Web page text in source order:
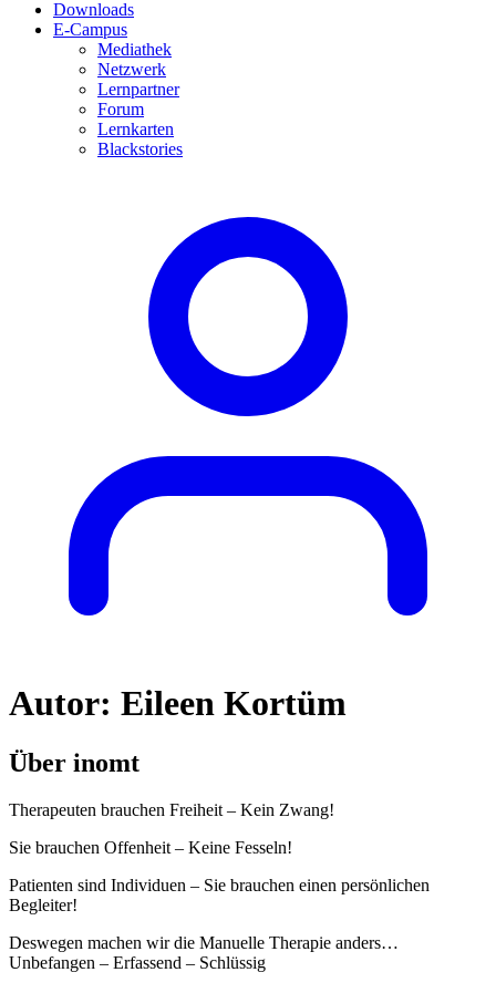
Downloads
E-Campus
Mediathek
Netzwerk
Lernpartner
Forum
Lernkarten
Blackstories
Autor: Eileen Kortüm
Über inomt
Therapeuten brauchen Freiheit – Kein Zwang!
Sie brauchen Offenheit – Keine Fesseln!
Patienten sind Individuen – Sie brauchen einen persönlichen
Begleiter!
Deswegen machen wir die Manuelle Therapie anders…
Unbefangen – Erfassend – Schlüssig